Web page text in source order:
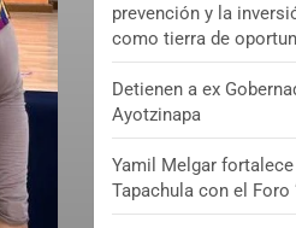
prevención y la
como tierra de
Detienen a ex
Ayotzinapa
Yamil Melgar
Tapachula con el Foro